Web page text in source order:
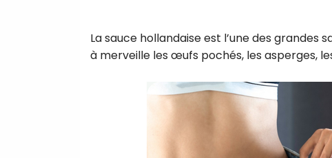
La sauce hollandaise est l’une des grandes
à merveille les œufs pochés, les asperges,